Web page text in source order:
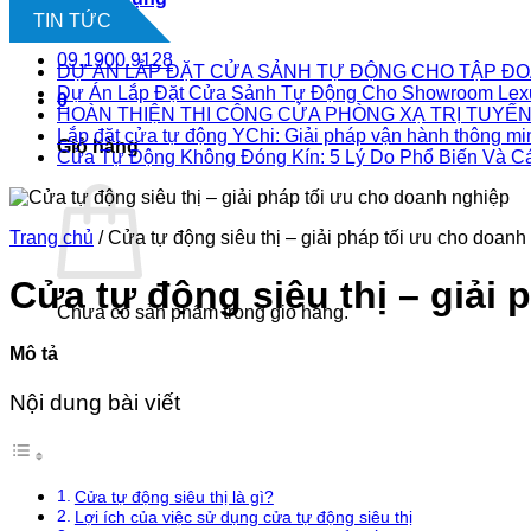
Liên hệ
09.1900.9128
0
Giỏ hàng
Chưa có sản phẩm trong giỏ hàng.
TIN TỨC
DỰ ÁN LẮP ĐẶT CỬA SẢNH TỰ ĐỘNG CHO TẬP
Dự Án Lắp Đặt Cửa Sảnh Tự Động Cho Showroom
HOÀN THIỆN THI CÔNG CỬA PHÒNG XẠ TRỊ
Lắp đặt cửa tự động YChi: Giải pháp vận hành thông
Cửa Tự Động Không Đóng Kín: 5 Lý Do Phổ Biến Và
Trang chủ /Cửa tự động siêu thị – giải pháp tối ưu cho doanh
Cửa tự động siêu thị – giải
Mô tả
Nội dung bài viết
Cửa tự động siêu thị là gì?
Lợi ích của việc sử dụng cửa tự động siêu thị